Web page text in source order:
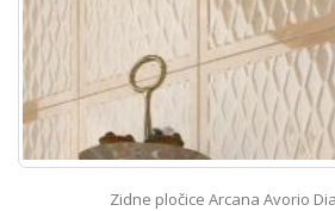
Zidne pločice Arcana Avorio